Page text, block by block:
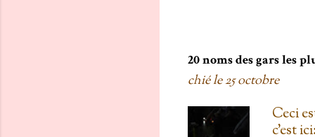
la loi )
Home
Joué
20 noms des gars les
chié le25 octobre
Ceci
c'est